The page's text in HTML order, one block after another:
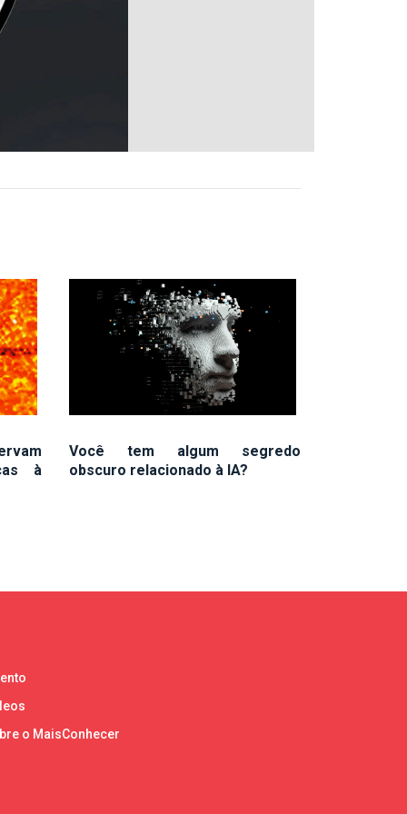
à
Você tem algum segredo
obscuro relacionado à IA?
o MaisConhecer